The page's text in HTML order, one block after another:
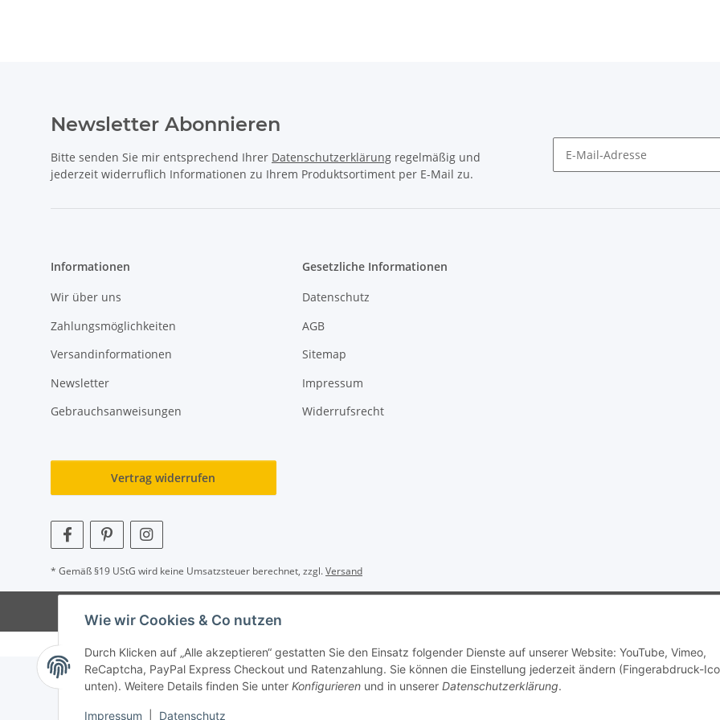
Wie wir Cookies & Co nutzen
Durch Klicken auf „Alle akzeptieren“ gestatten Sie den Einsatz folgender Dienste auf unserer Website: YouTube, Vimeo,
ReCaptcha, PayPal Express Checkout und Ratenzahlung. Sie können die Einstellung jederzeit ändern (Fingerabdruck-
unten). Weitere Details finden Sie unter Konfigurieren und in unserer Datenschutzerklärung.
Impressum Datenschutz
Newsletter Abonnieren
Bitte senden Sie mir entsprechend Ihrer Datenschutzerklärung regelmäßig und
jederzeit widerruflich Informationen zu Ihrem Produktsortiment per E-Mail zu.
Informationen
Wir über uns
Zahlungsmöglichkeiten
Versandinformationen
Newsletter
Gebrauchsanweisungen
Gesetzliche Informationen
Datenschutz
AGB
Sitemap
Impressum
Widerrufsrecht
Vertrag widerrufen
* Gemäß §19 UStG wird keine Umsatzsteuer berechnet, zzgl.Versand
© Wohlgefühl für Körper & Seele by Sabine Werner Endpreis zzgl. Versandkosten, gemäß §19 UStG wird keine
kostenlosen JTL-Plugins von CMO.de